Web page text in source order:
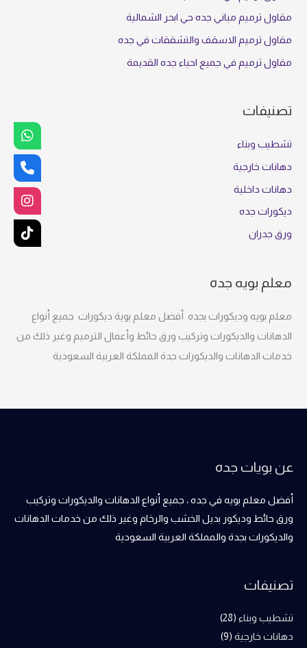
مقاول ترميم مباني جده حي ابحر الشمالية
مقاول ترميم الاسقف والتشققات في جده
مقاول ترميم في جميع احياء جده القديمة
تصنيفات
تشطيب وبناء
دهانات خارجية
دهانات داخلية
ديكورات جده
ورق جدران
معلم بويه جده
معلم بويه وديكورات بجده أفضل معلم بوية ديكورات جميع أنواع
الدهانات والديكورات وتركيب ورق حائط وأعمال الترميم وغير ذلك من
خدمات الدهانات والديكورات جدة المملكة العربية السعودية
عن بويات جده
أفضل معلم بويه في جده ، جميع أنواع الدهانات والديكورات وتركيب
ورق حائط وديكور بديل الخشب والرخام وغير ذلك من خدمات الدهانات
والديكورات بجدة والمملكة العربية السعودية
تصنيفات
تشطيب وبناء (28)
دهانات خارجية (9)